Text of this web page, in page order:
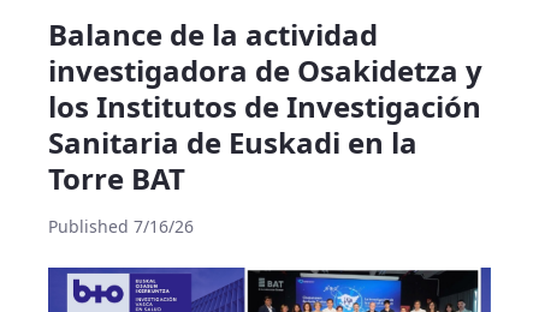
Balance de la actividad
investigadora de Osakidetza y
los Institutos de Investigación
Sanitaria de Euskadi en la
Torre BAT
Published 7/16/26